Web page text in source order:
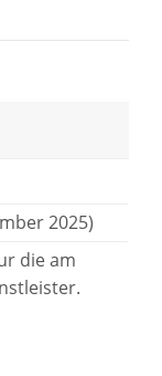
Q4/2023,
Q3/2022,
die besten